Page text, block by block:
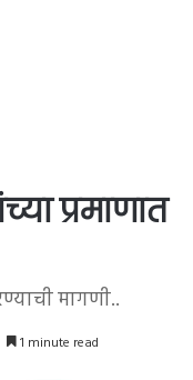
प्रमाणात
मागणी..
1 minute read